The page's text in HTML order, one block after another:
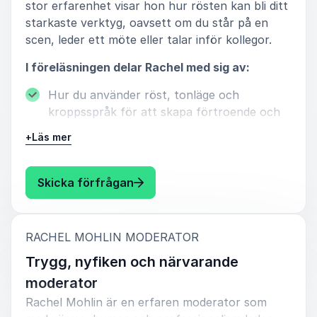
stor erfarenhet visar hon hur rösten kan bli ditt
starkaste verktyg, oavsett om du står på en
scen, leder ett möte eller talar inför kollegor.
I föreläsningen delar Rachel med sig av:
Hur du använder röst, tonläge och
kroppsspråk för att skapa förtroende och
Hur du bygger en presentation som
verkligen engagerar och landar hos publiken
Rachel anpassar alltid sitt innehåll efter
målgrupp och sammanhang. Hon skräddarsyr
upplägget för varje uppdrag och kan kombinera
inspiration med konkreta övningar, coachande
moment eller underhållande imitationer.
+Läs mer
Skicka förfrågan: Rachel Mohlin Rösten,
RACHEL MOHLIN MODERATOR
Trygg, nyfiken och närvarande
moderator
Rachel Mohlin är en erfaren moderator som